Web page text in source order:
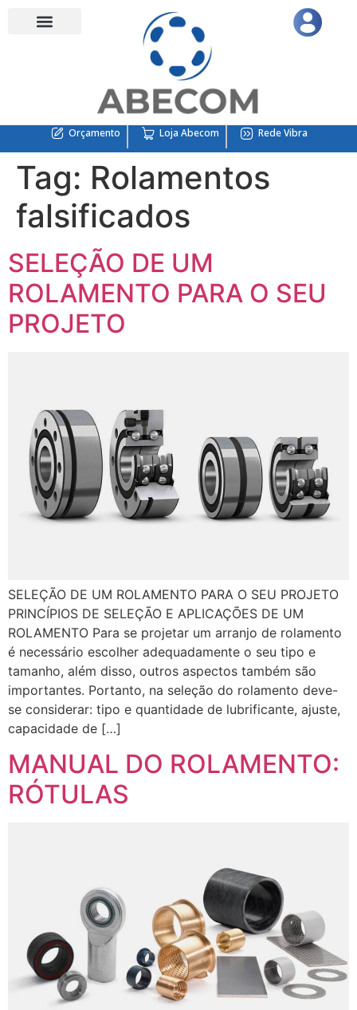
Orçamento Loja Abecom Rede Vibra
Tag: Rolamentos
falsificados
SELEÇÃO DE UM
ROLAMENTO PARA O SEU
PROJETO
SELEÇÃO DE UM ROLAMENTO PARA O SEU PROJETO
PRINCÍPIOS DE SELEÇÃO E APLICAÇÕES DE UM
ROLAMENTO Para se projetar um arranjo de rolamento
é necessário escolher adequadamente o seu tipo e
tamanho, além disso, outros aspectos também são
importantes. Portanto, na seleção do rolamento deve-
se considerar: tipo e quantidade de lubrificante, ajuste,
capacidade de […]
MANUAL DO ROLAMENTO:
RÓTULAS